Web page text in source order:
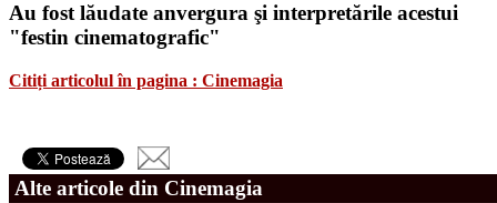
Au fost lăudate anvergura şi interpretările acestui
"festin cinematografic"
Citiți articolul în pagina : Cinemagia
Alte articole din Cinemagia